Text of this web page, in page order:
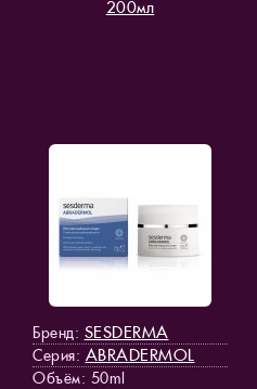
200мл
Бренд: SESDERMA
Серия: ABRADERMOL
Объём: 50ml